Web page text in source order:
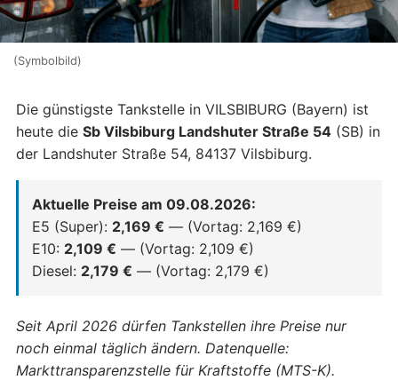
(Symbolbild)
Die günstigste Tankstelle in VILSBIBURG (Bayern) ist
heute die Sb Vilsbiburg Landshuter Straße 54 (SB) in
der Landshuter Straße 54, 84137 Vilsbiburg.
Aktuelle Preise am 09.08.2026:
E5 (Super): 2,169 € — (Vortag: 2,169 €)
E10: 2,109 € — (Vortag: 2,109 €)
Diesel: 2,179 € — (Vortag: 2,179 €)
Seit April 2026 dürfen Tankstellen ihre Preise nur
noch einmal täglich ändern. Datenquelle:
Markttransparenzstelle für Kraftstoffe (MTS-K).